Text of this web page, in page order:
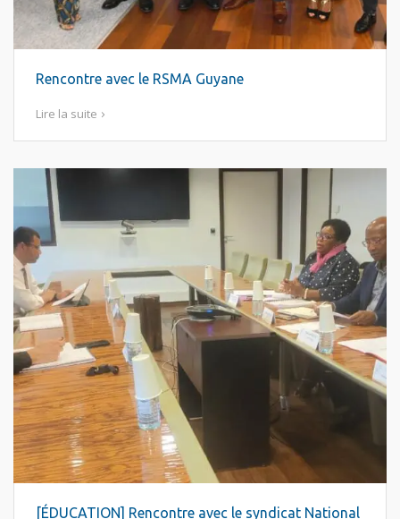
Rencontre avec le RSMA Guyane
Lire la suite
[ÉDUCATION] Rencontre avec le syndicat National